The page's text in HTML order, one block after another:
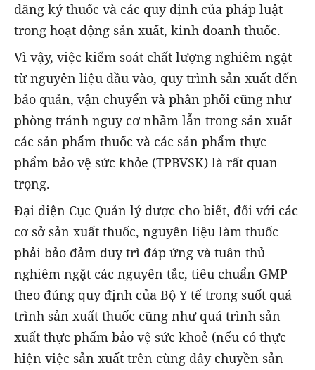
đăng ký thuốc và các quy định của pháp luật
trong hoạt động sản xuất, kinh doanh thuốc.
Vì vậy, việc kiểm soát chất lượng nghiêm ngặt
từ nguyên liệu đầu vào, quy trình sản xuất đến
bảo quản, vận chuyển và phân phối cũng như
phòng tránh nguy cơ nhầm lẫn trong sản xuất
các sản phẩm thuốc và các sản phẩm thực
phẩm bảo vệ sức khỏe (TPBVSK) là rất quan
trọng.
Đại diện Cục Quản lý dược cho biết, đối với các
cơ sở sản xuất thuốc, nguyên liệu làm thuốc
phải bảo đảm duy trì đáp ứng và tuân thủ
nghiêm ngặt các nguyên tắc, tiêu chuẩn GMP
theo đúng quy định của Bộ Y tế trong suốt quá
trình sản xuất thuốc cũng như quá trình sản
xuất thực phẩm bảo vệ sức khoẻ (nếu có thực
hiện việc sản xuất trên cùng dây chuyền sản